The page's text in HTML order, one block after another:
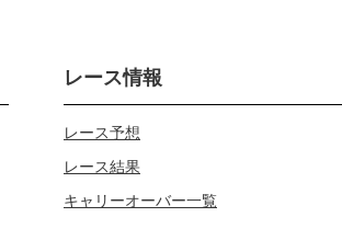
レース情報
レース予想
レース結果
キャリーオーバー一覧